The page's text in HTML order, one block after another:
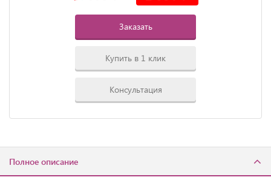
Заказать
Купить в 1 клик
Консультация
Полное описание